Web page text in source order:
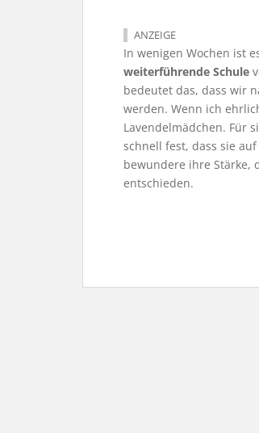
ANZEIGE
In wenigen Wochen ist
weiterführende Schule
bedeutet das, dass wir
werden. Wenn ich
Lavendelmädchen. Für
schnell fest, dass sie
bewundere ihre Stärke,
entschieden.